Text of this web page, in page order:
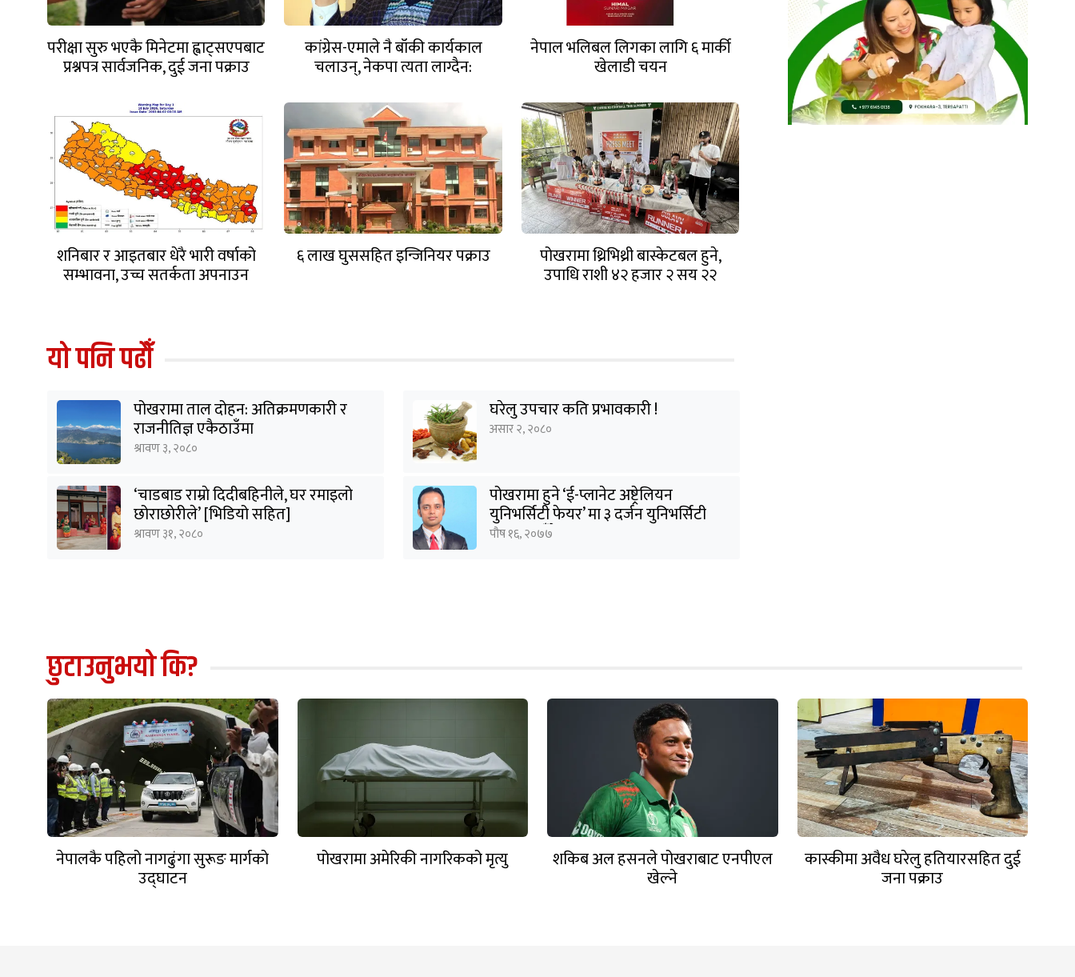
परीक्षा सुरु भएकै मिनेटमा ह्वाट्सएपबाट
प्रश्नपत्र सार्वजनिक, दुई जना पक्राउ
कांग्रेस-एमाले नै बाँकी कार्यकाल
चलाउन्, नेकपा त्यता लाग्दैन:
नेपाल भलिबल लिगका लागि ६ मार्की
खेलाडी चयन
शनिबार र आइतबार धेरै भारी वर्षाको
सम्भावना, उच्च सतर्कता अपनाउन
६ लाख घुससहित इन्जिनियर पक्राउ पोखरामा थ्रिभिथ्री बास्केटबल हुने,
उपाधि राशी ४२ हजार २ सय २२
यो पनि पढौँ
पोखरामा ताल दोहन: अतिक्रमणकारी र
राजनीतिज्ञ एकैठाउँमा
श्रावण ३, २०८०
घरेलु उपचार कति प्रभावकारी !
असार २, २०८०
‘चाडबाड राम्राे दिदीबहिनीले, घर रमाइलो
छोराछाेरीले’ [भिडियो सहित]
श्रावण ३१, २०८०
पोखरामा हुने ‘ई-प्लानेट अष्ट्रेलियन
युनिभर्सिटी फेयर’ मा ३ दर्जन युनिभर्सिटी
सहभागी हुँदैछन् : शर्मा
पौष १६, २०७७
छुटाउनुभयो कि?
नेपालकै पहिलो नागढुंगा सुरूङ मार्गकाे
उद्घाटन
पोखरामा अमेरिकी नागरिकको मृत्यु शकिब अल हसनले पोखराबाट एनपीएल
खेल्ने
कास्कीमा अवैध घरेलु हतियारसहित दुई
जना पक्राउ